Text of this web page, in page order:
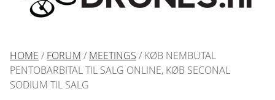
HOME / FORUM / MEETINGS / KØB NEMBUTAL
PENTOBARBITAL TIL SALG ONLINE, KØB SECONAL
SODIUM TIL SALG